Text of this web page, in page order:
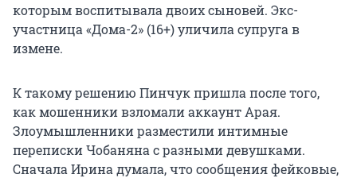
которым воспитывала двоих сыновей. Экс-
участница «Дома-2» (16+) уличила супруга в
измене.
К такому решению Пинчук пришла после того,
как мошенники взломали аккаунт Арая.
Злоумышленники разместили интимные
переписки Чобаняна с разными девушками.
Сначала Ирина думала, что сообщения фейковые,